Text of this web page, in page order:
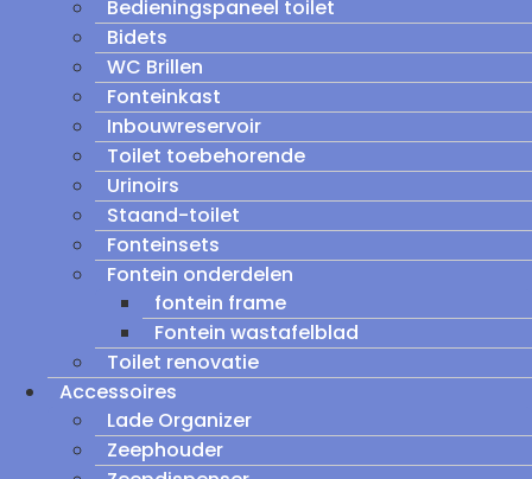
Bedieningspaneel toilet
Bidets
WC Brillen
Fonteinkast
Inbouwreservoir
Toilet toebehorende
Urinoirs
Staand-toilet
Fonteinsets
Fontein onderdelen
fontein frame
Fontein wastafelblad
Toilet renovatie
Accessoires
Lade Organizer
Zeephouder